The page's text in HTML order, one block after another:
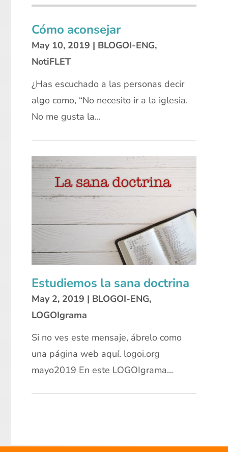
Cómo aconsejar
May 10, 2019 | BLOGOI-ENG,
NotiFLET
¿Has escuchado a las personas decir
algo como, “No necesito ir a la iglesia.
No me gusta la...
Estudiemos la sana doctrina
May 2, 2019 | BLOGOI-ENG,
LOGOIgrama
Si no ves este mensaje, ábrelo como
una página web aquí. logoi.org
mayo2019 En este LOGOIgrama...